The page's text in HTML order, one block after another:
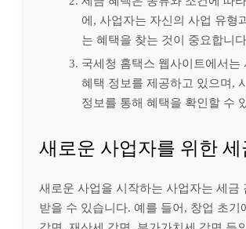
에, 사업자는 자신의 사업 유형
는 혜택을 찾는 것이 중요합니
국세청 홈택스 웹사이트에서는
혜택 정보를 제공하고 있으며,
정보를 통해 혜택을 확인할 수
새로운 사업자를 위한 세
새로운 사업을 시작하는 사업자는 세금
받을 수 있습니다. 예를 들어, 창업 초기